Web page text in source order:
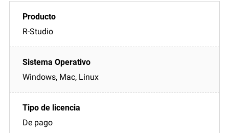
R-Studio
Windows, Mac, Linux
De pago